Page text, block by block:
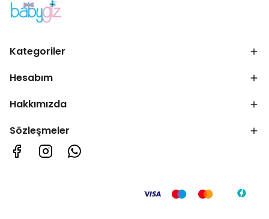
Kategoriler
Hesabım
Hakkımızda
Sözleşmeler